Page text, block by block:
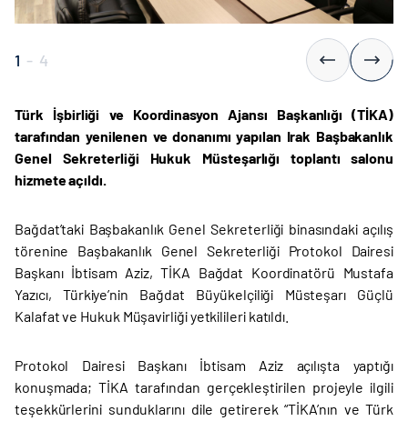
1 - 4
Türk İşbirliği ve Koordinasyon Ajansı Başkanlığı (TİKA)
tarafından yenilenen ve donanımı yapılan Irak Başbakanlık
Genel Sekreterliği Hukuk Müsteşarlığı toplantı salonu
hizmete açıldı.
Bağdat’taki Başbakanlık Genel Sekreterliği binasındaki açılış
törenine Başbakanlık Genel Sekreterliği Protokol Dairesi
Başkanı İbtisam Aziz, TİKA Bağdat Koordinatörü Mustafa
Yazıcı, Türkiye’nin Bağdat Büyükelçiliği Müsteşarı Güçlü
Kalafat ve Hukuk Müşavirliği yetkilileri katıldı.
Protokol Dairesi Başkanı İbtisam Aziz açılışta yaptığı
konuşmada; TİKA tarafından gerçekleştirilen projeyle ilgili
teşekkürlerini sunduklarını dile getirerek “TİKA’nın ve Türk